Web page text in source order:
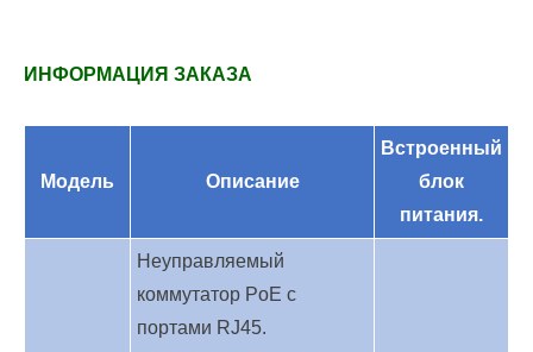
ИНФОРМАЦИЯ ЗАКАЗА
Модель Описание
Встроенный
блок
питания.
Неуправляемый
коммутатор PoE с
портами RJ45.